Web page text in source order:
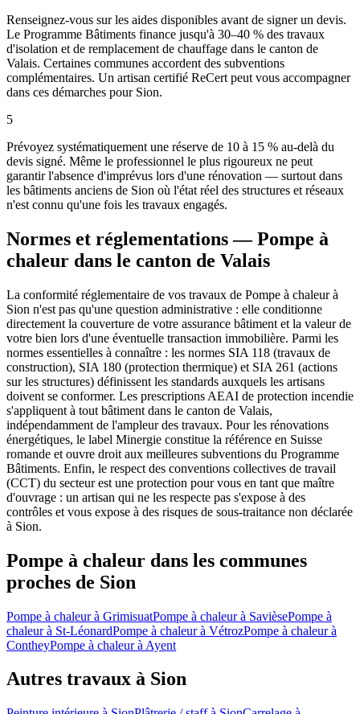
Renseignez-vous sur les aides disponibles avant de signer un devis.
Le Programme Bâtiments finance jusqu'à 30–40 % des travaux
d'isolation et de remplacement de chauffage dans le canton de
Valais. Certaines communes accordent des subventions
complémentaires. Un artisan certifié ReCert peut vous accompagner
dans ces démarches pour Sion.
5
Prévoyez systématiquement une réserve de 10 à 15 % au-delà du
devis signé. Même le professionnel le plus rigoureux ne peut
garantir l'absence d'imprévus lors d'une rénovation — surtout dans
les bâtiments anciens de Sion où l'état réel des structures et réseaux
n'est connu qu'une fois les travaux engagés.
Normes et réglementations — Pompe à
chaleur dans le canton de Valais
La conformité réglementaire de vos travaux de Pompe à chaleur à
Sion n'est pas qu'une question administrative : elle conditionne
directement la couverture de votre assurance bâtiment et la valeur de
votre bien lors d'une éventuelle transaction immobilière. Parmi les
normes essentielles à connaître : les normes SIA 118 (travaux de
construction), SIA 180 (protection thermique) et SIA 261 (actions
sur les structures) définissent les standards auxquels les artisans
doivent se conformer. Les prescriptions AEAI de protection incendie
s'appliquent à tout bâtiment dans le canton de Valais,
indépendamment de l'ampleur des travaux. Pour les rénovations
énergétiques, le label Minergie constitue la référence en Suisse
romande et ouvre droit aux meilleures subventions du Programme
Bâtiments. Enfin, le respect des conventions collectives de travail
(CCT) du secteur est une protection pour vous en tant que maître
d'ouvrage : un artisan qui ne les respecte pas s'expose à des
contrôles et vous expose à des risques de sous-traitance non déclarée
à Sion.
Pompe à chaleur dans les communes
proches de Sion
Pompe à chaleur à GrimisuatPompe à chaleur à SavièsePompe à
chaleur à St-LéonardPompe à chaleur à VétrozPompe à chaleur à
ContheyPompe à chaleur à Ayent
Autres travaux à Sion